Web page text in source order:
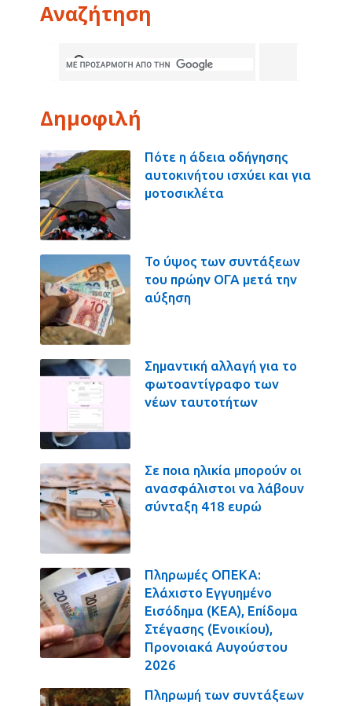
Αναζήτηση
Δημοφιλή
Πότε η άδεια οδήγησης
αυτοκινήτου ισχύει και για
μοτοσικλέτα
Το ύψος των συντάξεων
του πρώην ΟΓΑ μετά την
αύξηση
Σημαντική αλλαγή για το
φωτοαντίγραφο των
νέων ταυτοτήτων
Σε ποια ηλικία μπορούν οι
ανασφάλιστοι να λάβουν
σύνταξη 418 ευρώ
Πληρωμές ΟΠΕΚΑ:
Ελάχιστο Εγγυημένο
Εισόδημα (ΚΕΑ), Επίδομα
Στέγασης (Ενοικίου),
Προνοιακά Αυγούστου
2026
Πληρωμή των συντάξεων